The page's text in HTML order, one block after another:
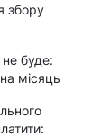
збору
буде:
місяць